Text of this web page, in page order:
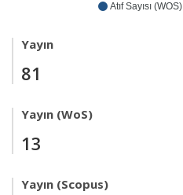
Atıf Sayısı (WOS)
Yayın
81
Yayın (WoS)
13
Yayın (Scopus)